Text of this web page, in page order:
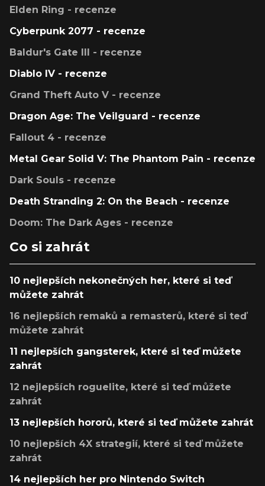
Elden Ring - recenze
Cyberpunk 2077 - recenze
Baldur's Gate III - recenze
Diablo IV - recenze
Grand Theft Auto V - recenze
Dragon Age: The Veilguard - recenze
Fallout 4 - recenze
Metal Gear Solid V: The Phantom Pain - recenze
Dark Souls - recenze
Death Stranding 2: On the Beach - recenze
Doom: The Dark Ages - recenze
Co si zahrát
10 nejlepších nekonečných her, které si teď
můžete zahrát
16 nejlepších remaků a remasterů, které si teď
můžete zahrát
11 nejlepších gangsterek, které si teď můžete
zahrát
12 nejlepších roguelite, které si teď můžete
zahrát
13 nejlepších hororů, které si teď můžete zahrát
10 nejlepších 4X strategií, které si teď můžete
zahrát
14 nejlepších her pro Nintendo Switch